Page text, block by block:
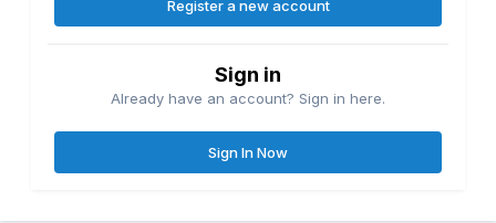
Register a new account
Sign in
Already have an account? Sign in here.
Sign In Now